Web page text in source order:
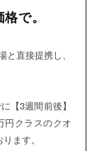
で。
直接提携し、
【3週間前後】
円クラスのクオ
ます。